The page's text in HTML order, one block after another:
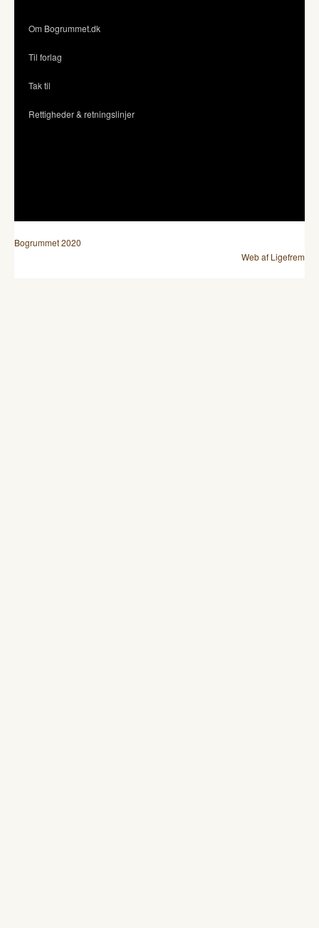
Om Bogrummet.dk
Til forlag
Tak til
Rettigheder & retningslinjer
Bogrummet 2020
Web af Ligefrem